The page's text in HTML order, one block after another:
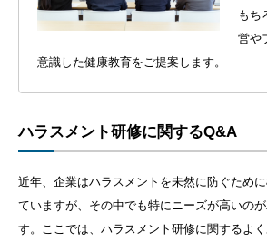
もち
営や
意識した健康教育をご提案します。
ハラスメント研修に関するQ&A
近年、企業はハラスメントを未然に防ぐため
ていますが、その中でも特にニーズが高いの
す。ここでは、ハラスメント研修に関するよ